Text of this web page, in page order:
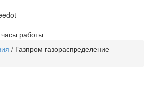
работы
/ Газпром газораспределение